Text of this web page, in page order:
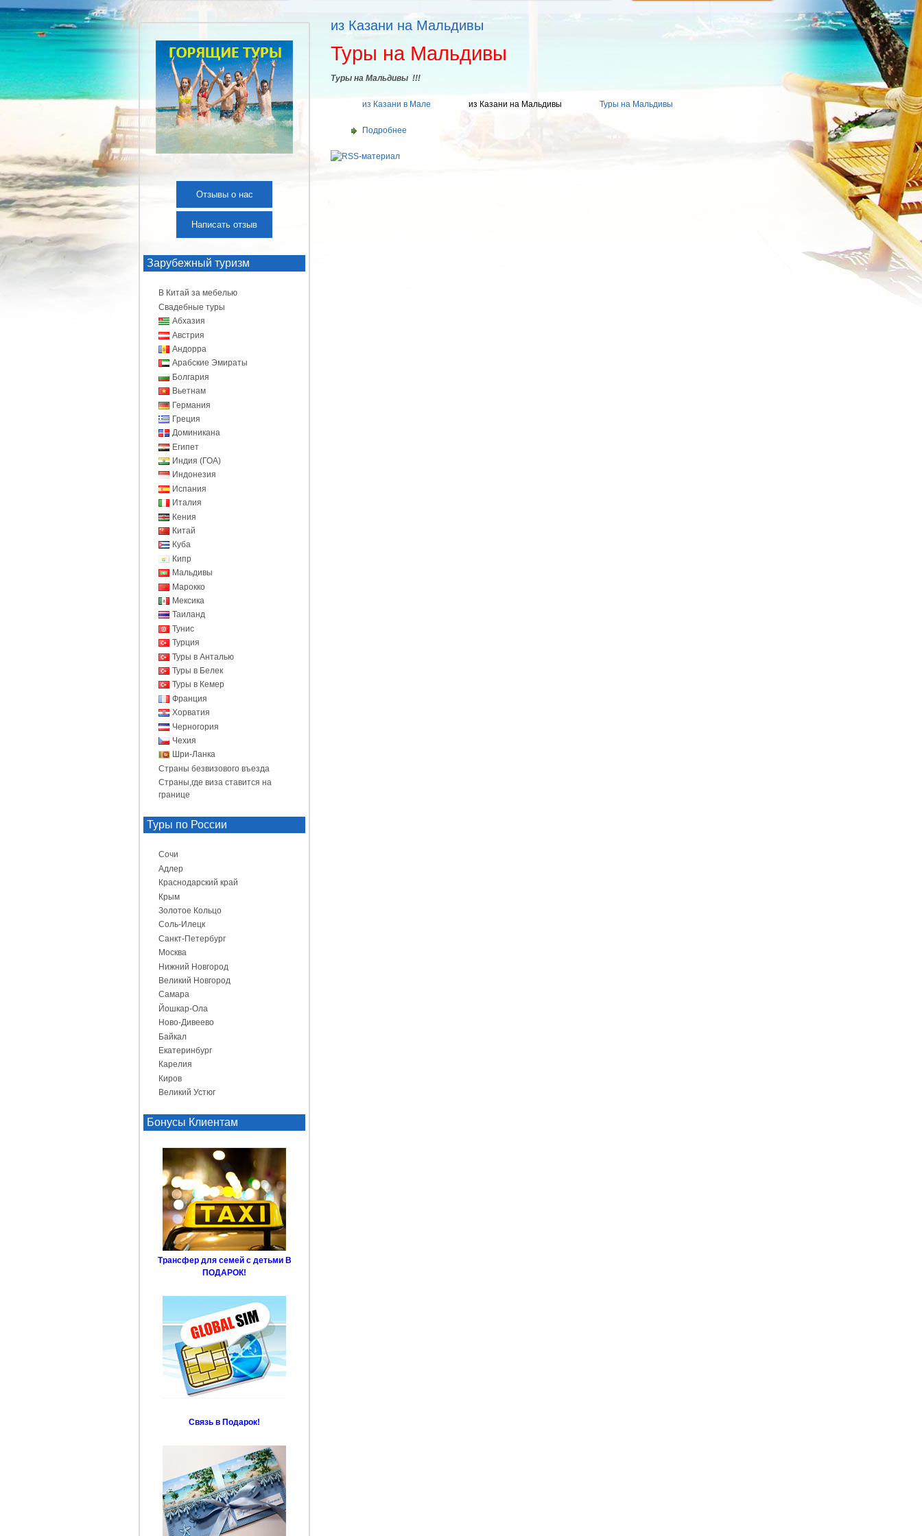
из Казани на Мальдивы
Туры на Мальдивы
Туры на Мальдивы !!!
из Казани в Мале из Казани на Мальдивы Туры на Мальдивы
Подробнее
Отзывы о нас
Написать отзыв
Зарубежный туризм
В Китай за мебелью
Свадебные туры
Абхазия
Австрия
Андорра
Арабские Эмираты
Болгария
Вьетнам
Германия
Греция
Доминикана
Египет
Индия (ГОА)
Индонезия
Испания
Италия
Кения
Китай
Куба
Кипр
Мальдивы
Марокко
Мексика
Таиланд
Тунис
Турция
Туры в Анталью
Туры в Белек
Туры в Кемер
Франция
Хорватия
Черногория
Чехия
Шри-Ланка
Страны безвизового въезда
Страны,где виза ставится на
границе
Туры по России
Сочи
Адлер
Краснодарский край
Крым
Золотое Кольцо
Соль-Илецк
Санкт-Петербург
Москва
Нижний Новгород
Великий Новгород
Самара
Йошкар-Ола
Ново-Дивеево
Байкал
Екатеринбург
Карелия
Киров
Великий Устюг
Бонусы Клиентам
Трансфер для семей с детьми В
ПОДАРОК!
Связь в Подарок!